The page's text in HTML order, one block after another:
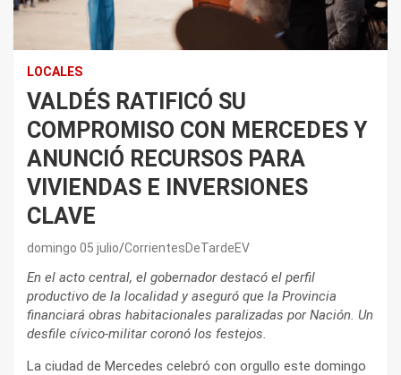
LOCALES
VALDÉS RATIFICÓ SU
COMPROMISO CON MERCEDES Y
ANUNCIÓ RECURSOS PARA
VIVIENDAS E INVERSIONES
CLAVE
domingo 05 julio CorrientesDeTardeEV
En el acto central, el gobernador destacó el perfil
productivo de la localidad y aseguró que la Provincia
financiará obras habitacionales paralizadas por Nación. Un
desfile cívico-militar coronó los festejos.
La ciudad de Mercedes celebró con orgullo este domingo